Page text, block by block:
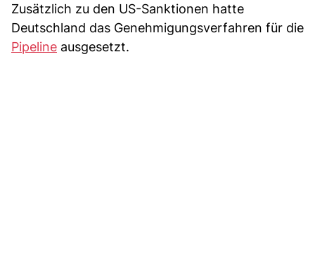
Zusätzlich zu den US-Sanktionen hatte
Deutschland das Genehmigungsverfahren für die
Pipeline ausgesetzt.